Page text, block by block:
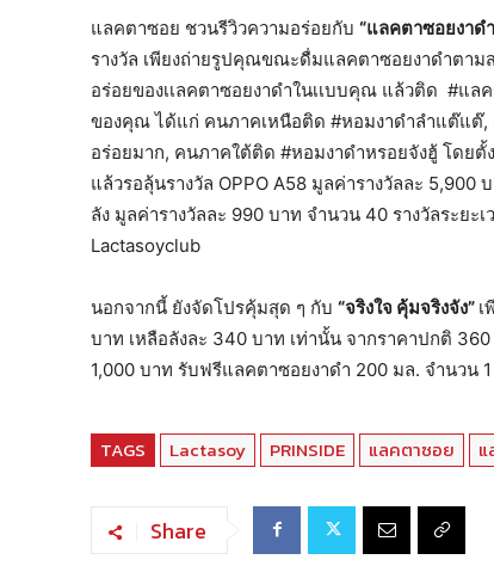
แลคตาซอย ชวนรีวิวความอร่อยกับ “แลคตาซอยงาด
รางวัล เพียงถ่ายรูปคุณขณะดื่มแลคตาซอยงาดำตา
อร่อยของเเลคตาซอยงาดำในเเบบคุณ แล้วติด #แ
ของคุณ ได้แก่ คนภาคเหนือติด #หอมงาดำลำแต๊แต๊
อร่อยมาก, คนภาคใต้ติด #หอมงาดำหรอยจังฮู้ โดย
แล้วรอลุ้นรางวัล OPPO A58 มูลค่ารางวัลละ 5,900
ลัง มูลค่ารางวัลละ 990 บาท จำนวน 40 รางวัลระย
Lactasoyclub
นอกจากนี้ ยังจัดโปรคุ้มสุด ๆ กับ “จริงใจ คุ้มจริงจัง” เ
บาท เหลือลังละ 340 บาท เท่านั้น จากราคาปกติ
1,000 บาท รับฟรีแลคตาซอยงาดำ 200 มล. จำนวน
TAGS Lactasoy PRINSIDE แลคตาซอย
Share